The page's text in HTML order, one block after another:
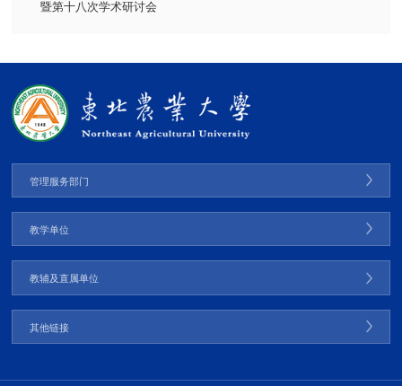
暨第十八次学术研讨会
管理服务部门
教学单位
教辅及直属单位
其他链接